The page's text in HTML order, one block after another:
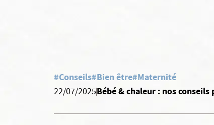
#Conseils#Bien être#Maternité
22/07/2025Bébé & chaleur : nos